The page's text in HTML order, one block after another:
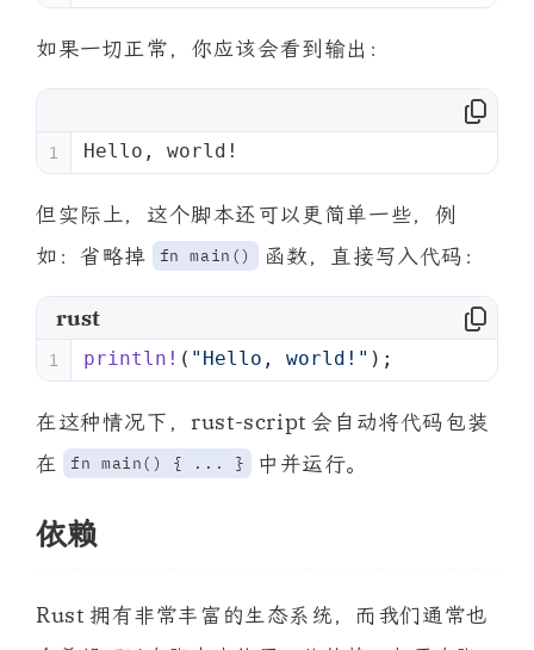
如果一切正常，你应该会看到输出：
Hello, world!
1
但实际上，这个脚本还可以更简单一些，例
如：省略掉
fn main() 函数，直接写入代码：
rust
println! ( "Hello, world!" );
1
在这种情况下，rust-script 会自动将代码包装
在
fn main() { ... } 中并运行。
依赖
Rust 拥有非常丰富的生态系统，而我们通常也